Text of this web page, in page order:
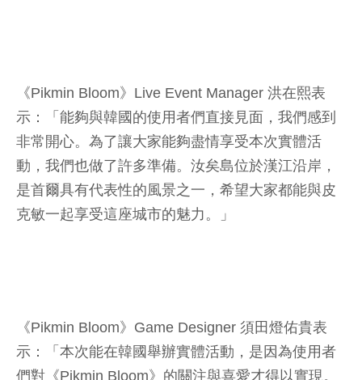
《Pikmin Bloom》Live Event Manager 洪在熙表
示：「能夠與韓國的使用者們直接見面，我們感到
非常開心。為了讓大家能夠盡情享受本次實體活
動，我們也做了許多準備。汝矣島位於漢江沿岸，
是首爾具有代表性的風景之一，希望大家都能與皮
克敏一起享受這座城市的魅力。」
《Pikmin Bloom》Game Designer 須田燈佑貴表
示：「本次能在韓國舉辦實體活動，是因為使用者
們對《Pikmin Bloom》的關注與喜愛才得以實現。